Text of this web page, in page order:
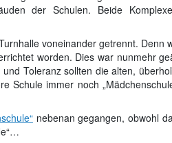
der Schulen. Beide
voneinander getrennt. Denn
worden. Dies war nunmehr
Toleranz sollten die alten,
Schule immer noch
nebenan gegangen, obwohl